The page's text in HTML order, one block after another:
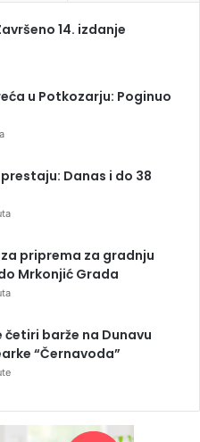
14. izdanje
u Potkozarju: Poginuo
Danas i do 38
priprema za gradnju
Mrkonjić Grada
barže na Dunavu
“Černavoda”